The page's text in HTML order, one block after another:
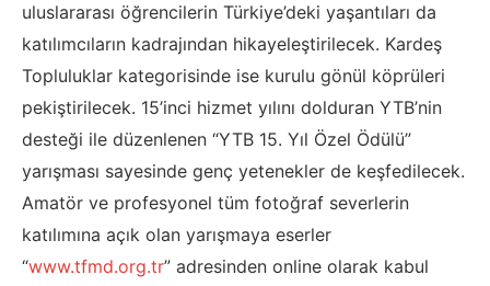
uluslararası öğrencilerin Türkiye’deki yaşantıları da
katılımcıların kadrajından hikayeleştirilecek. Kardeş
Topluluklar kategorisinde ise kurulu gönül köprüleri
pekiştirilecek. 15’inci hizmet yılını dolduran YTB’nin
desteği ile düzenlenen “YTB 15. Yıl Özel Ödülü”
yarışması sayesinde genç yetenekler de keşfedilecek.
Amatör ve profesyonel tüm fotoğraf severlerin
katılımına açık olan yarışmaya eserler
“www.tfmd.org.tr” adresinden online olarak kabul